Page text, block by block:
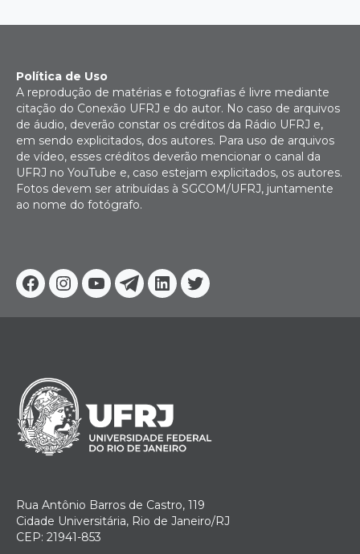
Facebook
Instagram
YoutubeTelegram
Linkedin
Twitter
Política de Uso
A reprodução de matérias e fotografias é livre mediante
citação do Conexão UFRJ e do autor. No caso de arquivos
de áudio, deverão constar os créditos da Rádio UFRJ e,
em sendo explicitados, dos autores. Para uso de arquivos
de vídeo, esses créditos deverão mencionar o canal da
UFRJ no YouTube e, caso estejam explicitados, os autores.
Fotos devem ser atribuídas à SGCOM/UFRJ, juntamente
ao nome do fotógrafo.
Rua Antônio Barros de Castro, 119
Cidade Universitária, Rio de Janeiro/RJ
CEP: 21941-853